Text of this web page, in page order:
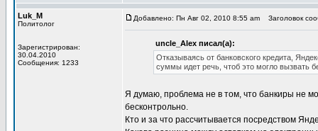
Luk_M
Политолог
Зарегистрирован:
30.04.2010
Сообщения: 1233
Добавлено: Пн Авг 02, 2010 8:55 am Заголовок
uncle_Alex писал(а):
Отказываясь от банковского кредита,
суммы идет речь, чтоб это могло вызвать
Я думаю, проблема не в том, что банкиры не
бесконтрольно.
Кто и за что рассчитывается посредством